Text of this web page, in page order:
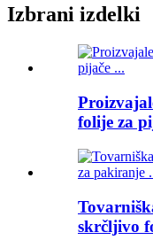
Izbrani izdelki
folije za
skrčljivo